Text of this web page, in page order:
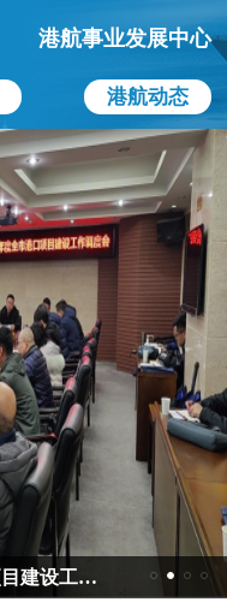
港航事业发展中心
港航动态
港航中心联合武汉船舶设计研究院开展 “共建促交流 共融谋发展”主题教育活动